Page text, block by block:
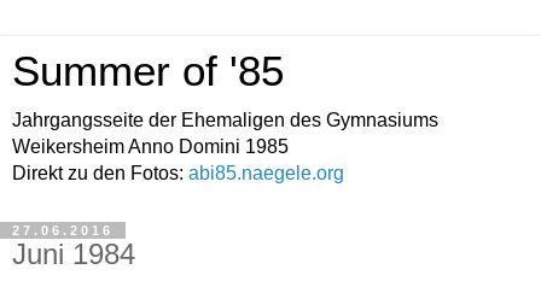
Summer of '85
Jahrgangsseite der Ehemaligen des Gymnasiums
Weikersheim Anno Domini 1985
Direkt zu den Fotos: abi85.naegele.org
27.06.2016
Juni 1984